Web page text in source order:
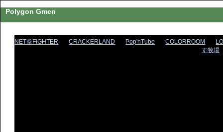
Polygon Gmen
NET拳FIGHTER CRACKERLAND Pop'nTube COLORROOM
す牧場